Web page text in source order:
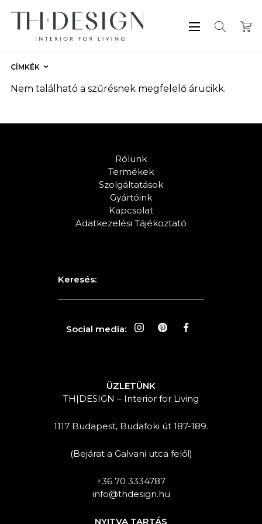
CÍMKÉK
Nem található a szűrésnek megfelelő árucikk.
Rólunk
Termékek
Szolgáltatások
Gyártóink
Kapcsolat
Adatkezelési Tájékoztató
Keresés:
Social media:
ÜZLETÜNK
TH|DESIGN – Interior for Living
1117 Budapest, Budafoki út 187-189.
(Bejárat a Galvani utca felől)
+36 70 3334787
info@thdesign.hu
NYITVA TARTÁS
KERESÉS